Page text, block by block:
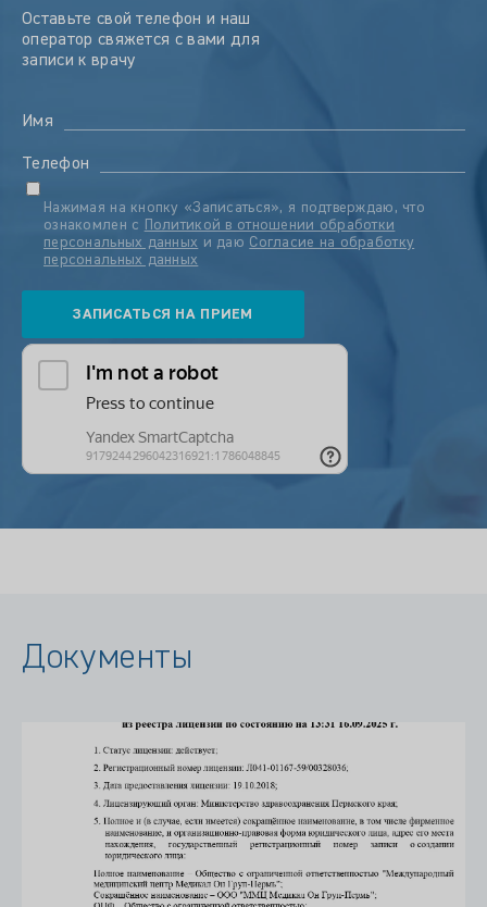
Оставьте свой телефон и наш
оператор свяжется с вами для
записи к врачу
Имя
Телефон
Нажимая на кнопку «Записаться», я подтверждаю, что
ознакомлен с Политикой в отношении обработки
персональных данных и даю Согласие на обработку
персональных данных
Документы